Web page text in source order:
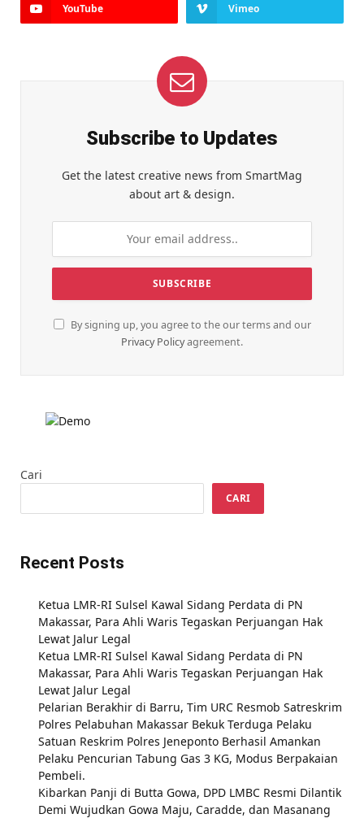
YouTube Vimeo
Subscribe to Updates
Get the latest creative news from SmartMag
about art & design.
By signing up, you agree to the our terms and our
Privacy Policyagreement.
Cari
CARI
Recent Posts
Ketua LMR-RI Sulsel Kawal Sidang Perdata di PN
Makassar, Para Ahli Waris Tegaskan Perjuangan Hak
Lewat Jalur Legal
Ketua LMR-RI Sulsel Kawal Sidang Perdata di PN
Makassar, Para Ahli Waris Tegaskan Perjuangan Hak
Lewat Jalur Legal
Pelarian Berakhir di Barru, Tim URC Resmob Satreskrim
Polres Pelabuhan Makassar Bekuk Terduga Pelaku
Satuan Reskrim Polres Jeneponto Berhasil Amankan
Pelaku Pencurian Tabung Gas 3 KG, Modus Berpakaian
Pembeli.
Kibarkan Panji di Butta Gowa, DPD LMBC Resmi Dilantik
Demi Wujudkan Gowa Maju, Caradde, dan Masanang